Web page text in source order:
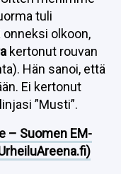
tuli
onneksi olkoon,
kertonut rouvan
Hän sanoi, että
Ei kertonut
”Musti”.
– Suomen EM-